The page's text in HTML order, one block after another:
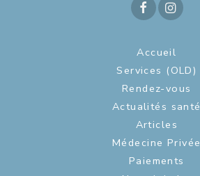
Accueil
Services (OLD)
Rendez-vous
Actualités santé
Articles
Médecine Privée
Paiements